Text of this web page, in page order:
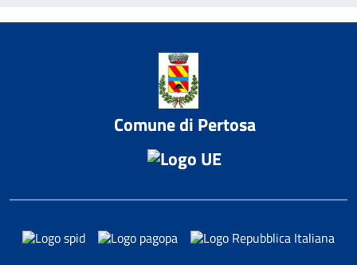
Comune di Pertosa